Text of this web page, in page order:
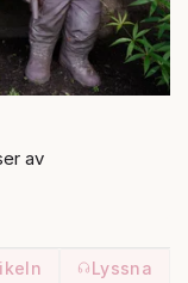
av
Lyssna